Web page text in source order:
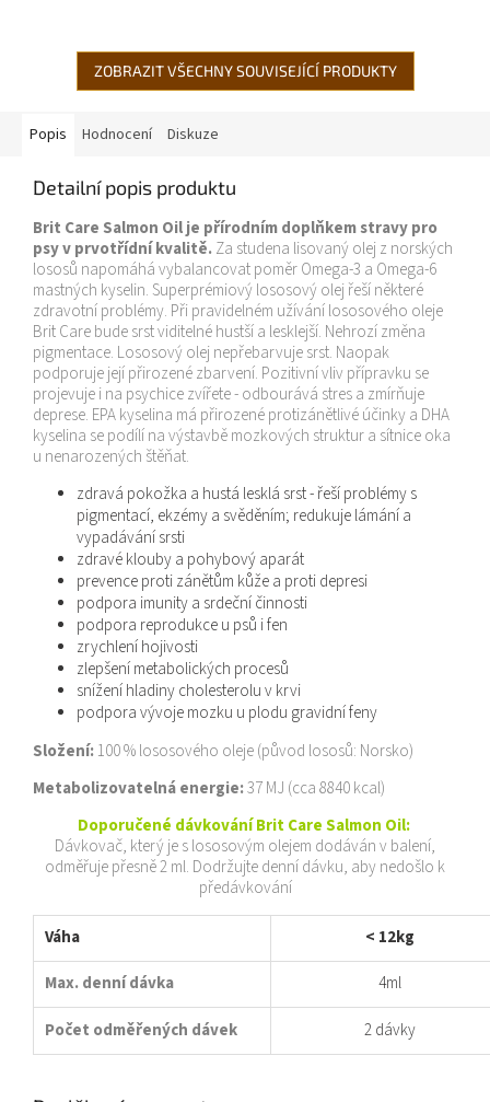
ZOBRAZIT VŠECHNY SOUVISEJÍCÍ PRODUKTY
Popis Hodnocení Diskuze
Detailní popis produktu
Brit Care Salmon Oil je přírodním doplňkem stravy pro
psy v prvotřídní kvalitě.Za studena lisovaný olej z norských
lososů napomáhá vybalancovat poměr Omega-3 a Omega-6
mastných kyselin. Superprémiový lososový olej řeší některé
zdravotní problémy. Při pravidelném užívání lososového oleje
Brit Care bude srst viditelné hustší a lesklejší. Nehrozí změna
pigmentace. Lososový olej nepřebarvuje srst. Naopak
podporuje její přirozené zbarvení. Pozitivní vliv přípravku se
projevuje i na psychice zvířete - odbourává stres a zmírňuje
deprese. EPA kyselina má přirozené protizánětlivé účinky a DHA
kyselina se podílí na výstavbě mozkových struktur a sítnice oka
u nenarozených štěňat.
zdravá pokožka a hustá lesklá srst - řeší problémy s
pigmentací, ekzémy a svěděním; redukuje lámání a
vypadávání srsti
zdravé klouby a pohybový aparát
prevence proti zánětům kůže a proti depresi
podpora imunity a srdeční činnosti
podpora reprodukce u psů i fen
zrychlení hojivosti
zlepšení metabolických procesů
snížení hladiny cholesterolu v krvi
podpora vývoje mozku u plodu gravidní feny
Složení:100 % lososového oleje (původ lososů: Norsko)
Metabolizovatelná energie:37 MJ (cca 8840 kcal)
Doporučené dávkování Brit Care Salmon Oil:
Dávkovač, který je s lososovým olejem dodáván v balení,
odměřuje přesně 2 ml. Dodržujte denní dávku, aby nedošlo k
předávkování
Váha
< 12kg
Max. denní dávka
4ml
Počet odměřených dávek 2 dávky